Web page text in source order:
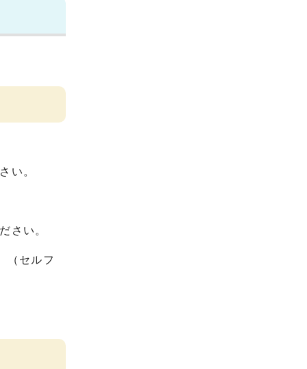
い。
さい。
（セルフ